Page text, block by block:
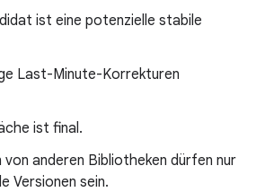
ist eine potenzielle stabile
Last-Minute-Korrekturen
ist final.
von anderen Bibliotheken dürfen nur
Versionen sein.